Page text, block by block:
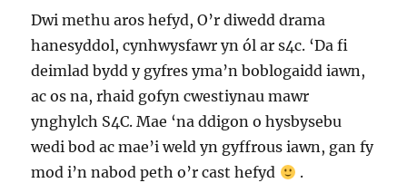
Dwi methu aros hefyd, O’r diwedd drama
hanesyddol, cynhwysfawr yn ól ar s4c. ‘Da fi
deimlad bydd y gyfres yma’n boblogaidd iawn,
ac os na, rhaid gofyn cwestiynau mawr
ynghylch S4C. Mae ‘na ddigon o hysbysebu
wedi bod ac mae’i weld yn gyffrous iawn, gan fy
mod i’n nabod peth o’r cast hefyd
.